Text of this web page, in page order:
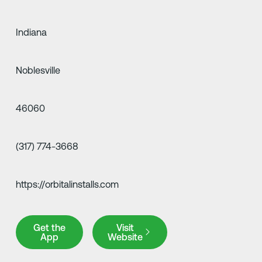
Indiana
Noblesville
46060
(317) 774-3668
https://orbitalinstalls.com
Get the
App
Get the App
Visit
Website
Visit Website